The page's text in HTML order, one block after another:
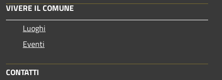
VIVERE IL COMUNE
Luoghi
Eventi
CONTATTI